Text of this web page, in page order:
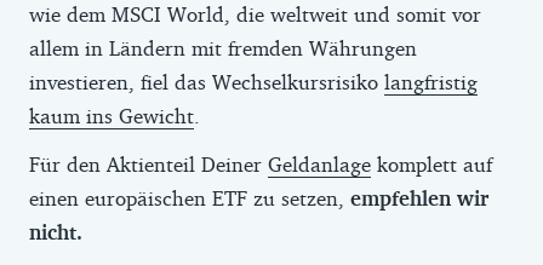
wie dem MSCI World, die weltweit und somit vor
allem in Ländern mit fremden Währungen
investieren, fiel das Wechselkursrisiko langfristig
kaum ins Gewicht
Für den Aktienteil Deiner Geldanlage komplett auf
einen europäischen ETF zu setzen, empfehlen wir
nicht.